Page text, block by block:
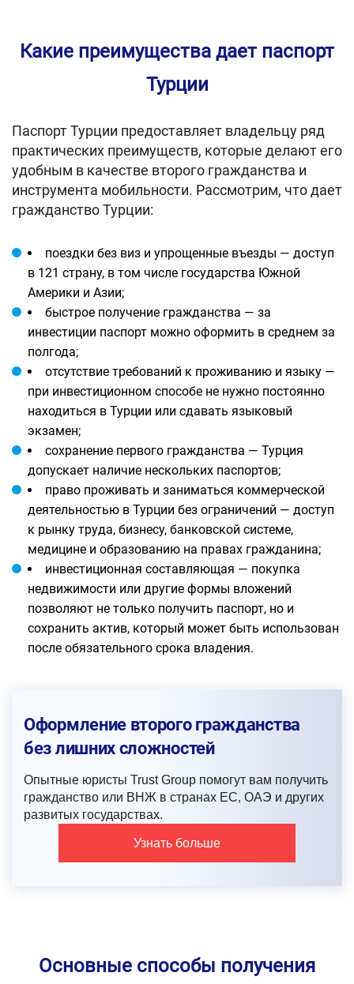
Какие преимущества дает паспорт
Турции
Паспорт Турции предоставляет владельцу ряд
практических преимуществ, которые делают его
удобным в качестве второго гражданства и
инструмента мобильности. Рассмотрим, что дает
гражданство Турции:
поездки без виз и упрощенные въезды — доступ
в 121 страну, в том числе государства Южной
Америки и Азии;
быстрое получение гражданства — за
инвестиции паспорт можно оформить в среднем за
полгода;
отсутствие требований к проживанию и языку —
при инвестиционном способе не нужно постоянно
находиться в Турции или сдавать языковый
экзамен;
сохранение первого гражданства — Турция
допускает наличие нескольких паспортов;
право проживать и заниматься коммерческой
деятельностью в Турции без ограничений — доступ
к рынку труда, бизнесу, банковской системе,
медицине и образованию на правах гражданина;
инвестиционная составляющая — покупка
недвижимости или другие формы вложений
позволяют не только получить паспорт, но и
сохранить актив, который может быть использован
после обязательного срока владения.
Оформление второго гражданства
без лишних сложностей
Опытные юристы Trust Group помогут вам получить
гражданство или ВНЖ в странах ЕС, ОАЭ и других
развитых государствах.
Узнать больше
Основные способы получения